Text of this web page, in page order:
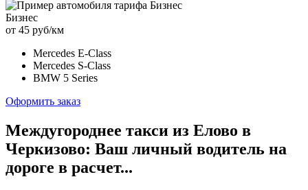
Бизнес
от 45 руб/км
Mercedes E-Class
Mercedes S-Class
BMW 5 Series
Оформить заказ
Междугороднее такси из Елово в
Черкизово: Ваш личный водитель на
дороге в расчет...